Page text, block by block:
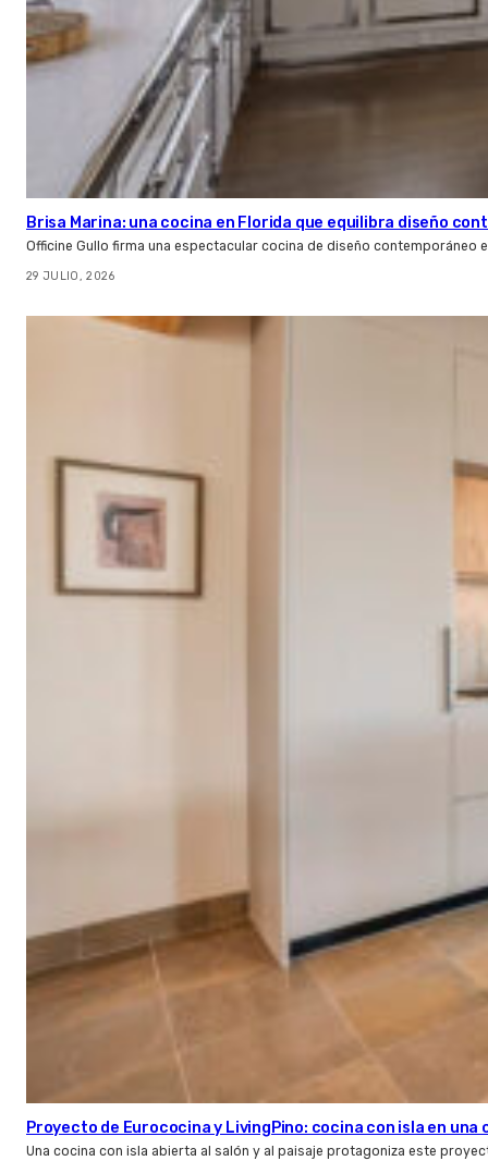
Brisa Marina: una cocina en Florida que equilibra diseño
Officine Gullo firma una espectacular cocina de diseño contemporáneo
29 JULIO, 2026
Proyecto de Eurococina y LivingPino: cocina con isla en una
Una cocina con isla abierta al salón y al paisaje protagoniza este